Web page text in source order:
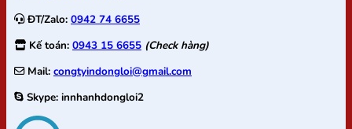
ĐT/Zalo: 0942 74 6655
Kế toán: 0943 15 6655 (Check hàng)
Mail: congtyindongloi@gmail.com
Skype: innhanhdongloi2